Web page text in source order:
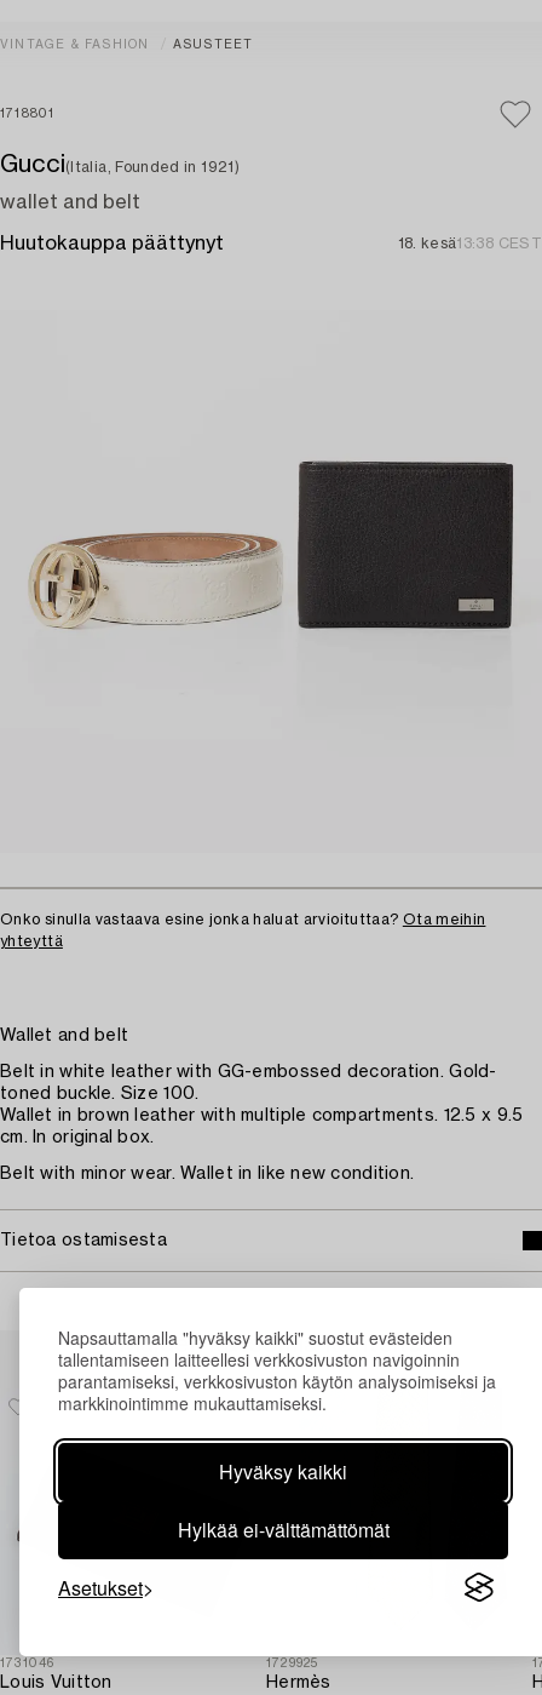
Napsauttamalla "hyväksy kaikki" suostut evästeiden
tallentamiseen laitteellesi verkkosivuston navigoinnin
parantamiseksi, verkkosivuston käytön analysoimiseksi ja
markkinointimme mukauttamiseksi.
Hyväksy kaikki
Hylkää ei-välttämättömät
Asetukset
VINTAGE & FASHION ASUSTEET
1718801
Gucci(Italia, Founded in 1921)
wallet and belt
Huutokauppa päättynyt 18. kesä13:38 CEST
Onko sinulla vastaava esine jonka haluat arvioituttaa? Ota meihin
yhteyttä
Wallet and belt
Belt in white leather with GG-embossed decoration. Gold-
toned buckle. Size 100.
Wallet in brown leather with multiple compartments. 12.5 x 9.5
cm. In original box.
Belt with minor wear. Wallet in like new condition.
Tietoa ostamisesta
Muiden katsomia kohteita
1731046
Louis Vuitton
1729925
Hermès